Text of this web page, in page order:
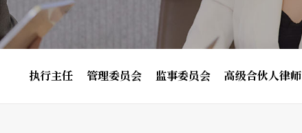
执行主任 管理委员会 监事委员会 高级合伙人律师